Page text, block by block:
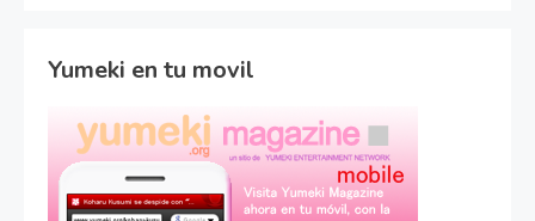
Yumeki en tu movil